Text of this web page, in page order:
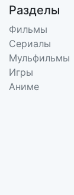
Разделы
Фильмы
Сериалы
Мульфильмы
Игры
Аниме